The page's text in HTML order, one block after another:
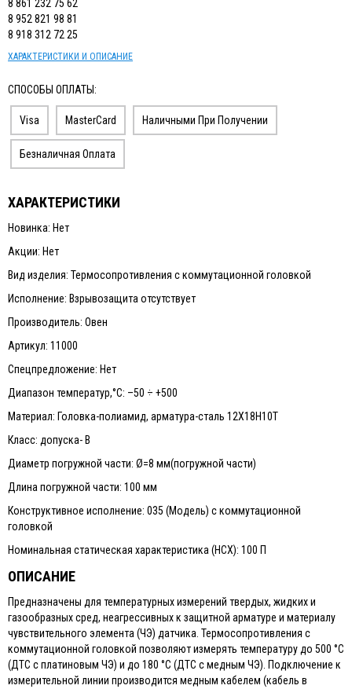
8 861 232 75 62
8 952 821 98 81
8 918 312 72 25
ХАРАКТЕРИСТИКИ И ОПИСАНИЕ
СПОСОБЫ ОПЛАТЫ:
Visa MasterCard Наличными При Получении
Безналичная Оплата
ХАРАКТЕРИСТИКИ
Новинка: Нет
Акции: Нет
Вид изделия: Термосопротивления с коммутационной головкой
Исполнение: Взрывозащита отсутствует
Производитель: Овен
Артикул: 11000
Спецпредложение: Нет
Диапазон температур,°С: –50 ÷ +500
Материал: Головка-полиамид, арматура-сталь 12Х18Н10Т
Класс: допуска- В
Диаметр погружной части: Ø=8 мм(погружной части)
Длина погружной части: 100 мм
Конструктивное исполнение: 035 (Модель) с коммутационной
головкой
Номинальная статическая характеристика (НСХ): 100 П
ОПИСАНИЕ
Предназначены для температурных измерений твердых, жидких и
газообразных сред, неагрессивных к защитной арматуре и материалу
чувствительного элемента (ЧЭ) датчика. Термосопротивления с
коммутационной головкой позволяют измерять температуру до 500 °С
(ДТС с платиновым ЧЭ) и до 180 °С (ДТС с медным ЧЭ). Подключение к
измерительной линии производится медным кабелем (кабель в